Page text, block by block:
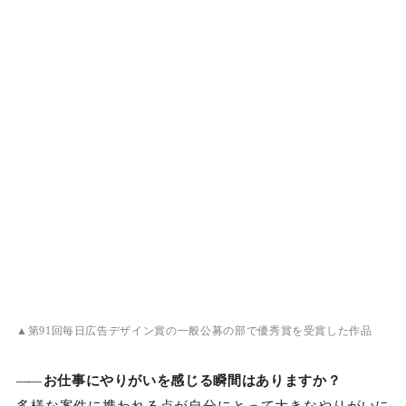
▲第91回毎日広告デザイン賞の一般公募の部で優秀賞を受賞した作品
―― お仕事にやりがいを感じる瞬間はありますか？